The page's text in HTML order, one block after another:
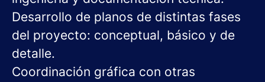
Desarrollo de planos de distintas fases
del proyecto: conceptual, básico y de
detalle.
Coordinación gráfica con otras